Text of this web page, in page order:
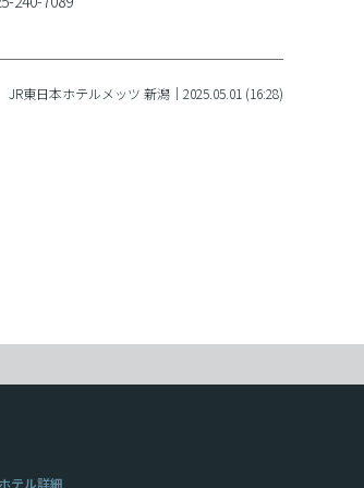
JR東日本ホテルメッツ 新潟｜2025.05.01 (16:28)
ホテル詳細